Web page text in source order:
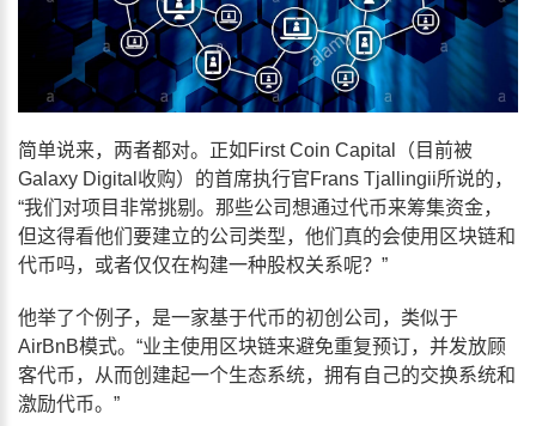
简单说来，两者都对。正如First Coin Capital（目前被
Galaxy Digital收购）的首席执行官Frans Tjallingii所说的，
“我们对项目非常挑剔。那些公司想通过代币来筹集资金，
但这得看他们要建立的公司类型，他们真的会使用区块链和
代币吗，或者仅仅在构建一种股权关系呢？”
他举了个例子，是一家基于代币的初创公司，类似于
AirBnB模式。“业主使用区块链来避免重复预订，并发放顾
客代币，从而创建起一个生态系统，拥有自己的交换系统和
激励代币。”